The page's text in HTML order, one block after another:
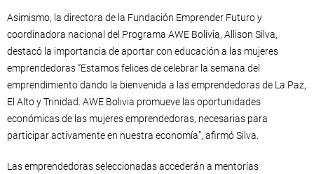
Asimismo, la directora de la Fundación Emprender Futuro y
coordinadora nacional del Programa AWE Bolivia, Allison Silva,
destacó la importancia de aportar con educación a las mujeres
emprendedoras “Estamos felices de celebrar la semana del
emprendimiento dando la bienvenida a las emprendedoras de La Paz,
El Alto y Trinidad. AWE Bolivia promueve las oportunidades
económicas de las mujeres emprendedoras, necesarias para
participar activamente en nuestra economía”, afirmó Silva.
Las emprendedoras seleccionadas accederán a mentorías